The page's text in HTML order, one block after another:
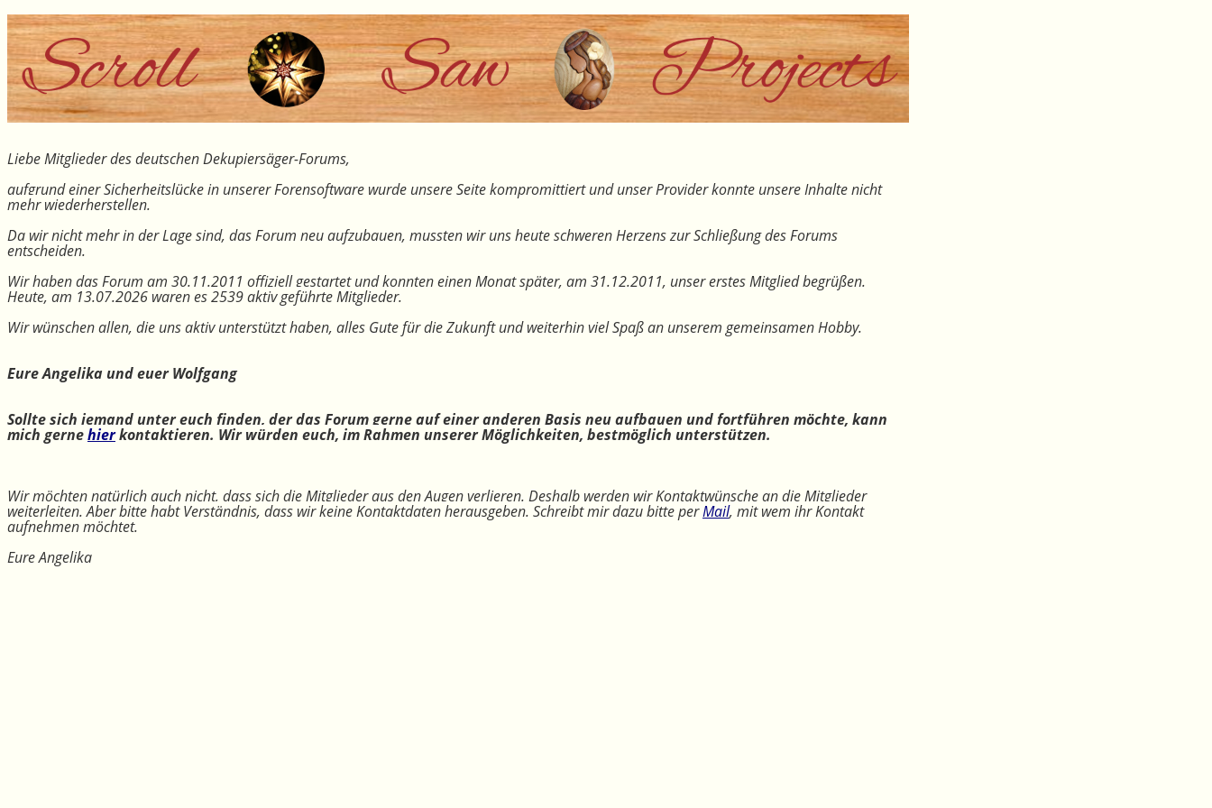
Liebe Mitglieder des deutschen Dekupiersäger-Forums,
aufgrund einer Sicherheitslücke in unserer Forensoftware wurde unsere Seite kompromittiert und unser Provider konnte unsere Inhalte nicht
mehr wiederherstellen.
Da wir nicht mehr in der Lage sind, das Forum neu aufzubauen, mussten wir uns heute schweren Herzens zur Schließung des Forums
entscheiden.
Wir haben das Forum am 30.11.2011 offiziell gestartet und konnten einen Monat später, am 31.12.2011, unser erstes Mitglied begrüßen.
Heute, am 13.07.2026 waren es 2539 aktiv geführte Mitglieder.
Wir wünschen allen, die uns aktiv unterstützt haben, alles Gute für die Zukunft und weiterhin viel Spaß an unserem gemeinsamen Hobby.
Eure Angelika und euer Wolfgang
Sollte sich jemand unter euch finden, der das Forum gerne auf einer anderen Basis neu aufbauen und fortführen möchte, kann
mich gernehierkontaktieren. Wir würden euch, im Rahmen unserer Möglichkeiten, bestmöglich unterstützen.
Wir möchten natürlich auch nicht, dass sich die Mitglieder aus den Augen verlieren. Deshalb werden wir Kontaktwünsche an die Mitglieder
weiterleiten. Aber bitte habt Verständnis, dass wir keine Kontaktdaten herausgeben. Schreibt mir dazu bitte perMail, mit wem ihr Kontakt
aufnehmen möchtet.
Eure Angelika